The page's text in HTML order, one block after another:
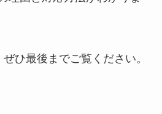
ひ最後までご覧ください。